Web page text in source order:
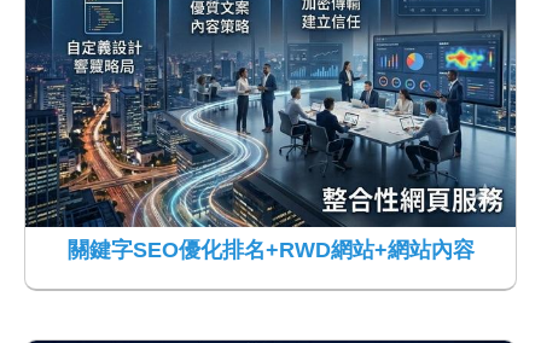
關鍵字SEO優化排名+RWD網站+網站內容